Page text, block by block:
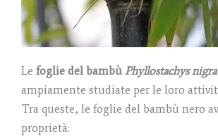
Le foglie del bambù Phyllostachys nigra
ampiamente studiate per le loro
Tra queste, le foglie del bambù nero
proprietà: